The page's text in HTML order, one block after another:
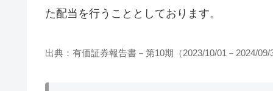
た配当を行うこととしております。
出典：有価証券報告書－第10期（2023/10/01－2024/09/